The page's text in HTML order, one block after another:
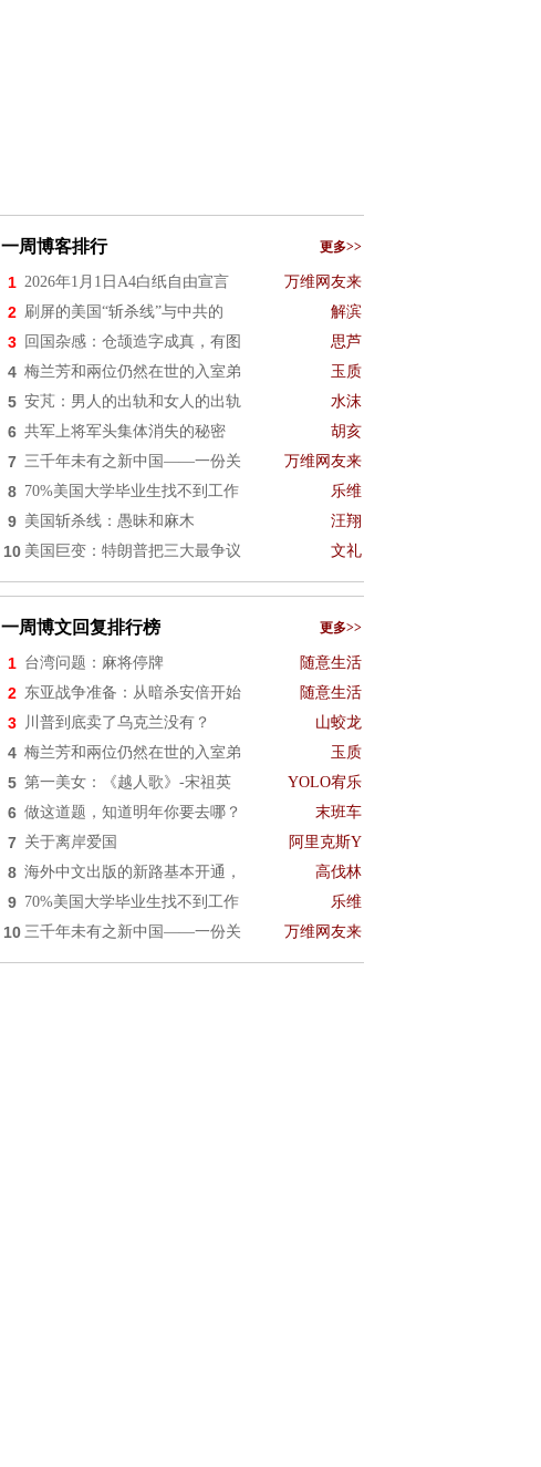
一周博客排行 更多>>
1 2026年1月1日A4白纸自由宣言 万维网友来
2 刷屏的美国“斩杀线”与中共的 解滨
3 回国杂感：仓颉造字成真，有图 思芦
4 梅兰芳和兩位仍然在世的入室弟 玉质
5 安芃：男人的出轨和女人的出轨 水沫
6 共军上将军头集体消失的秘密 胡亥
7 三千年未有之新中国——一份关 万维网友来
8 70%美国大学毕业生找不到工作 乐维
9 美国斩杀线：愚昧和麻木 汪翔
10 美国巨变：特朗普把三大最争议 文礼
一周博文回复排行榜 更多>>
1 台湾问题：麻将停牌 随意生活
2 东亚战争准备：从暗杀安倍开始 随意生活
3 川普到底卖了乌克兰没有？ 山蛟龙
4 梅兰芳和兩位仍然在世的入室弟 玉质
5 第一美女：《越人歌》-宋祖英 YOLO宥乐
6 做这道题，知道明年你要去哪？ 末班车
7 关于离岸爱国 阿里克斯Y
8 海外中文出版的新路基本开通， 高伐林
9 70%美国大学毕业生找不到工作 乐维
10 三千年未有之新中国——一份关 万维网友来